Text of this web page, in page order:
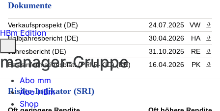
Dokumente
Verkaufsprospekt (DE) 24.07.2025 VW
Halbjahresbericht (DE)
30.04.2026 HA
Jahresbericht (DE)
31.10.2025 RE
Basisinformationsblatt (PRIIP-KID) (DE)
16.04.2026 PK
Risiko-Indikator (SRI)
HBm Edition
manager-Gruppe
Abo mm
Abo HBm
Shop